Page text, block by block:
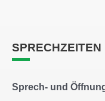
SPRECHZEITEN
Sprech- und